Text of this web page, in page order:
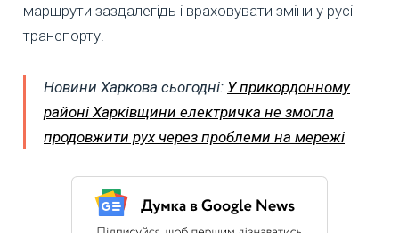
маршрути заздалегідь і враховувати зміни у русі
транспорту.
Новини Харкова сьогодні: У прикордонному
районі Харківщини електричка не змогла
продовжити рух через проблеми на мережі